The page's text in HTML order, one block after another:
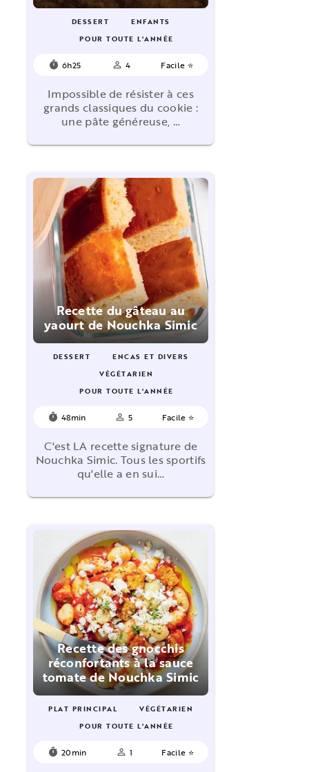
DESSERT
ENFANTS
POUR TOUTE L'ANNÉE
timer 6h25 person_outline 4 Facile ⭐
Impossible de résister à ces
grands classiques du cookie :
une pâte généreuse, …
Recette du gâteau au
yaourt de Nouchka Simic
DESSERT
ENCAS ET DIVERS
VÉGÉTARIEN
POUR TOUTE L'ANNÉE
timer 48min person_outline 5 Facile ⭐
C'est LA recette signature de
Nouchka Simic. Tous les sportifs
qu'elle a en sui…
Recette des gnocchis
réconfortants à la sauce
tomate de Nouchka Simic
PLAT PRINCIPAL
VÉGÉTARIEN
POUR TOUTE L'ANNÉE
timer 20min person_outline 1 Facile ⭐